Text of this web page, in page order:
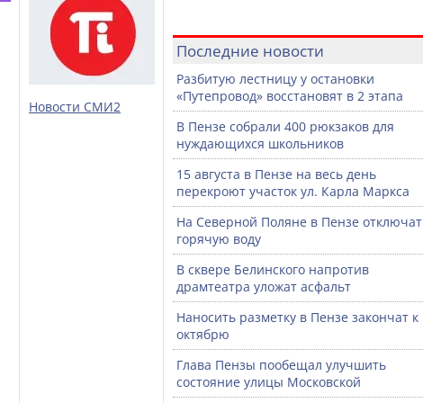
Новости СМИ2
Последние новости
Разбитую лестницу у остановки
«Путепровод» восстановят в 2 этапа
В Пензе собрали 400 рюкзаков для
нуждающихся школьников
15 августа в Пензе на весь день
перекроют участок ул. Карла Маркса
На Северной Поляне в Пензе отключат
горячую воду
В сквере Белинского напротив
драмтеатра уложат асфальт
Наносить разметку в Пензе закончат к
октябрю
Глава Пензы пообещал улучшить
состояние улицы Московской